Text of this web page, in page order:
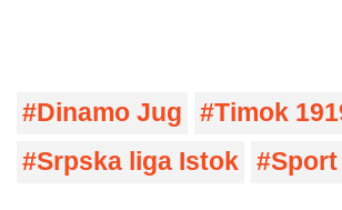
Dinamo Jug Timok
Srpska liga Istok
Sport